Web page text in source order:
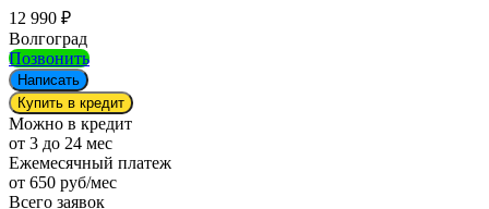
12 990 ₽
Волгоград
Позвонить
Написать
Купить в кредит
Можно в кредит
от 3 до 24 мес
Ежемесячный платеж
от 650 руб/мес
Всего заявок